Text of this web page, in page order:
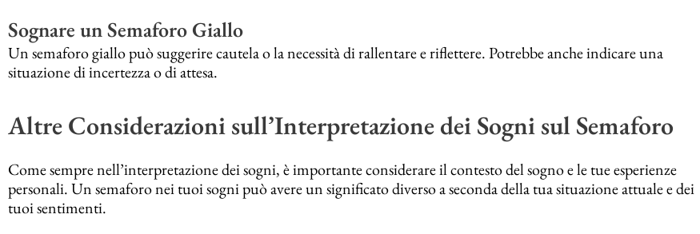
Sognare un Semaforo Giallo
Un semaforo giallo può suggerire cautela o la necessità di rallentare e riflettere. Potrebbe anche indicare una
situazione di incertezza o di attesa.
Altre Considerazioni sull’Interpretazione dei Sogni sul Semaforo
Come sempre nell’interpretazione dei sogni, è importante considerare il contesto del sogno e le tue esperienze
personali. Un semaforo nei tuoi sogni può avere un significato diverso a seconda della tua situazione attuale e dei
tuoi sentimenti.